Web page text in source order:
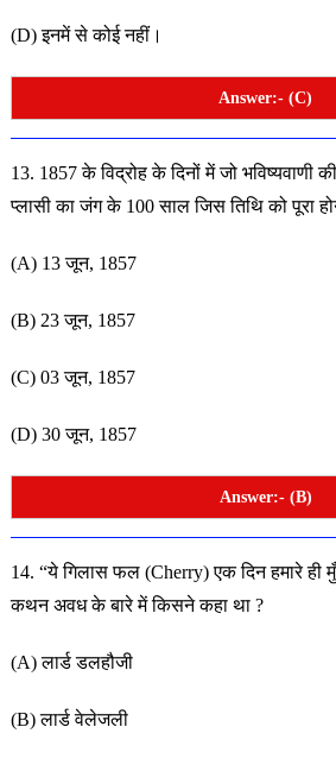
(D) इनमें से कोई नहीं।
Answer:- (C)
13. 1857 के विद्रोह के दिनों में जो भविष्यवाणी
प्लासी का जंग के 100 साल जिस तिथि को पूरा
(A) 13 जून, 1857
(B) 23 जून, 1857
(C) 03 जून, 1857
(D) 30 जून, 1857
Answer:- (B)
14. “ये गिलास फल (Cherry) एक दिन हमारे
कथन अवध के बारे में किसने कहा था ?
(A) लार्ड डलहौजी
(B) लार्ड वेलेजली